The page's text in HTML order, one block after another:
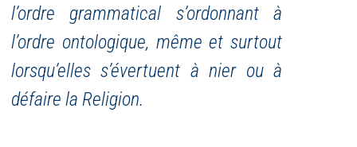
l’ordre grammatical s’ordonnant à
l’ordre ontologique, même et surtout
lorsqu’elles s’évertuent à nier ou à
défaire la Religion.